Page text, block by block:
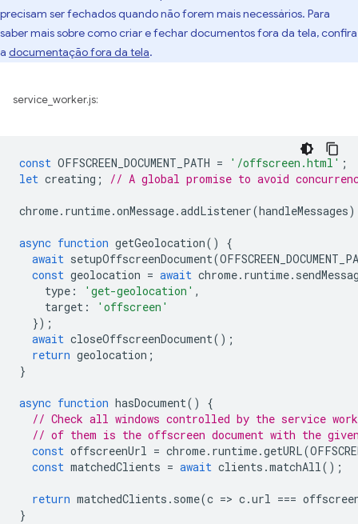
precisam ser fechados quando não forem mais necessários. Para
saber mais sobre como criar e fechar documentos fora da tela, confira
a documentação fora da tela.
service_worker.js:
const OFFSCREEN_DOCUMENT_PATH = '/offscreen.html' ;
let creating ; // A global promise to avoid
chrome. runtime.onMessage.addListener(handleMessages
async function getGeolocation()
{
await setupOffscreenDocument(
const geolocation = await chrome. runtime.
type : 'get-geolocation' ,
target :
'offscreen'
});
await closeOffscreenDocument();
return geolocation ;
}
async function hasDocument()
{
// Check all windows controlled by the service
// of them is the offscreen document with the
const offscreenUrl = chrome. runtime.getURL(
const matchedClients = await clients .matchAll ();
return matchedClients . some(c => c.url ===
}